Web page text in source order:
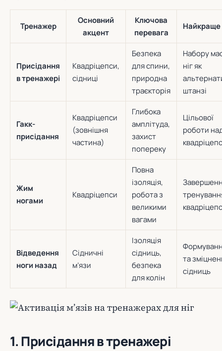
Тренажер
Основний
акцент
Ключова
перевага
Найкраще
Присідання
в тренажері
Квадріцепси,
сідниці
Безпека
для спини,
природна
траєкторія
Набору
ніг як
штанзі
Гакк-
присідання
Квадріцепси
(зовнішня
частина)
Глибока
амплітуда,
захист
попереку
Цільової
роботи
Жим
ногами
Квадріцепси
Повна
ізоляція,
робота з
великими
вагами
Відведення
ноги назад
Сідничні
м’язи
Ізоляція
сідниць,
безпека
для колін
та
сідниць
1. Присідання в тренажері